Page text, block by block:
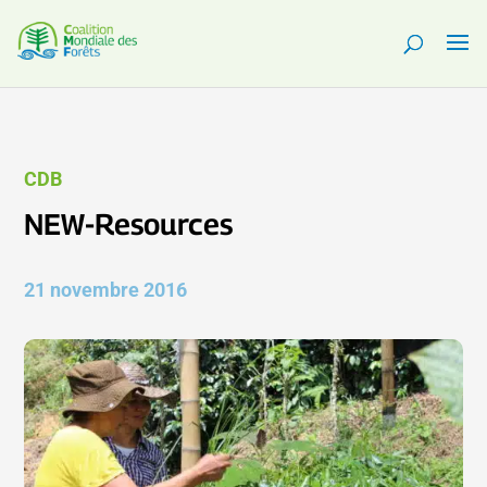
CDB
NEW-Resources
21 novembre 2016